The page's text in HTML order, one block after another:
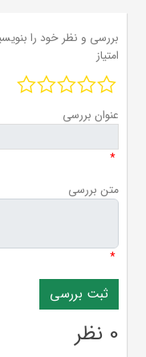
بررسی و نظر خود را
امتیاز
عنوان بررسی
*
متن بررسی
*
0 نظر